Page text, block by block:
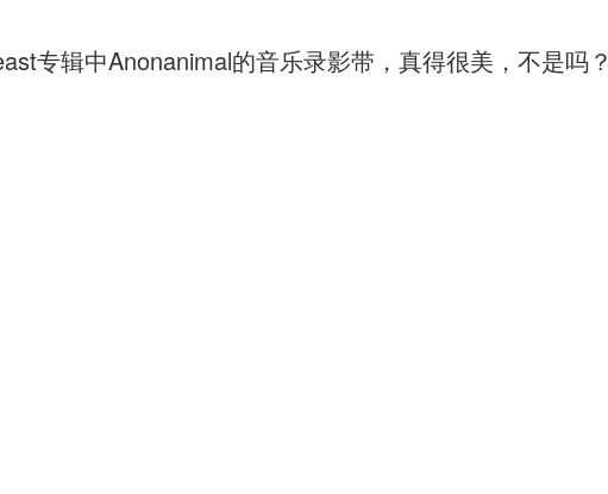
专辑中Anonanimal的音乐录影带，真得很美，不是吗？